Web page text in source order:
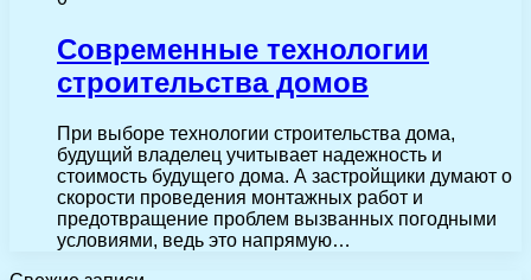
Современные технологии
строительства домов
При выборе технологии строительства дома,
будущий владелец учитывает надежность и
стоимость будущего дома. А застройщики думают о
скорости проведения монтажных работ и
предотвращение проблем вызванных погодными
условиями, ведь это напрямую…